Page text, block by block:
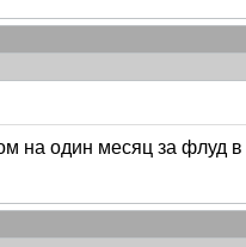
на один месяц за флуд